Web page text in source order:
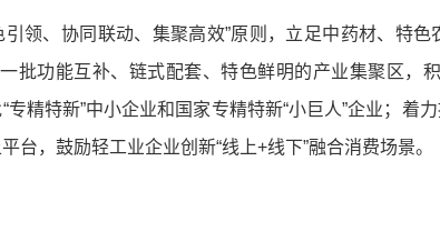
引领、协同联动、集聚高效”原则，立足中药材、特
批功能互补、链式配套、特色鲜明的产业集聚区，
专精特新”中小企业和国家专精特新“小巨人”企业；着
台，鼓励轻工业企业创新“线上+线下”融合消费场景。